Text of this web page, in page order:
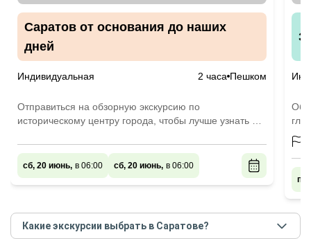
Саратов от основания до наших
дней
Индивидуальная 2 часа Пешком
Отправиться на обзорную экскурсию по
историческому центру города, чтобы лучше узнать и
сб, 20 июнь, в 06:00 сб, 20 июнь, в 06:00
пн,
Какие экскурсии выбрать в Саратове?